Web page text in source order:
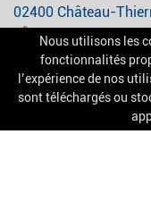
02400 Château-
03 23 84 21 21
contact@centre-
Nous utilisons les
fonctionnalités
l’expérience de nos
sont téléchargés ou